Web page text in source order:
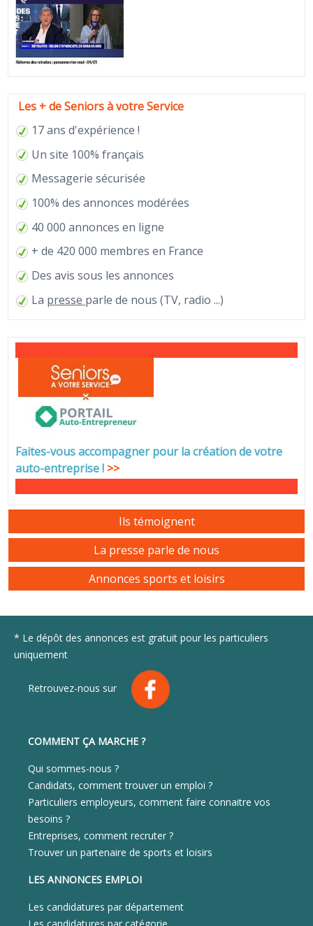
Les + de Seniors à votre Service
17 ans d'expérience !
Un site 100% français
Messagerie sécurisée
100% des annonces modérées
40 000 annonces en ligne
+ de 420 000 membres en France
Des avis sous les annonces
La presse parle de nous (TV, radio ...)
Faites-vous accompagner pour la création de votre
auto-entreprise! >>
Ils témoignent
La presse parle de nous
Annonces sports et loisirs
* Le dépôt des annonces est gratuit pour les particuliers
uniquement
Retrouvez-nous sur
COMMENT ÇA MARCHE ?
Qui sommes-nous ?
Candidats, comment trouver un emploi ?
Particuliers employeurs, comment faire connaitre vos
besoins ?
Entreprises, comment recruter ?
Trouver un partenaire de sports et loisirs
LES ANNONCES EMPLOI
Les candidatures par département